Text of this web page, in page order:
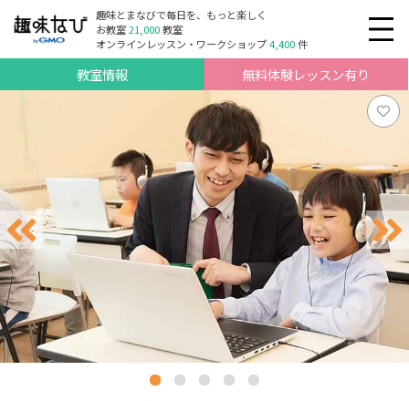
趣味とまなびで毎日を、もっと楽しく
お教室21,000教室
オンラインレッスン・ワークショップ4,400件
教室情報 無料体験レッスン有り